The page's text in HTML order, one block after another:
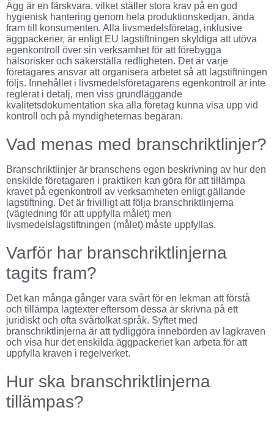
Ägg är en färskvara, vilket ställer stora krav på en god
hygienisk hantering genom hela produktionskedjan, ända
fram till konsumenten. Alla livsmedelsföretag, inklusive
äggpackerier, är enligt EU lagstiftningen skyldiga att utöva
egenkontroll över sin verksamhet för att förebygga
hälsorisker och säkerställa redligheten. Det är varje
företagares ansvar att organisera arbetet så att lagstiftningen
följs. Innehållet i livsmedelsföretagarens egenkontroll är inte
reglerat i detalj, men viss grundläggande
kvalitetsdokumentation ska alla företag kunna visa upp vid
kontroll och på myndigheternas begäran.
Vad menas med branschriktlinjer?
Branschriktlinjer är branschens egen beskrivning av hur den
enskilde företagaren i praktiken kan göra för att tillämpa
kravet på egenkontroll av verksamheten enligt gällande
lagstiftning. Det är frivilligt att följa branschriktlinjerna
(vägledning för att uppfylla målet) men
livsmedelslagstiftningen (målet) måste uppfyllas.
Varför har branschriktlinjerna
tagits fram?
Det kan många gånger vara svårt för en lekman att förstå
och tillämpa lagtexter eftersom dessa är skrivna på ett
juridiskt och ofta svårtolkat språk. Syftet med
branschriktlinjerna är att tydliggöra innebörden av lagkraven
och visa hur det enskilda äggpackeriet kan arbeta för att
uppfylla kraven i regelverket.
Hur ska branschriktlinjerna
tillämpas?